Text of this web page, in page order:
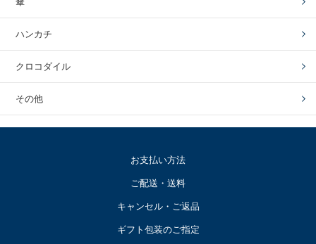
ハンカチ
クロコダイル
その他
お支払い方法
ご配送・送料
キャンセル・ご返品
ギフト包装のご指定